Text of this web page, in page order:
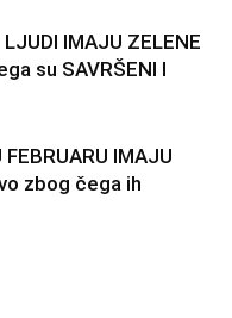
IMAJU ZELENE
su SAVRŠENI I
IMAJU
zbog čega ih